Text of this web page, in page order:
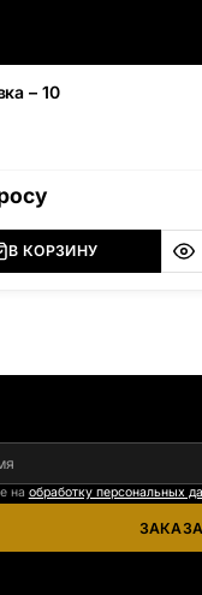
– 10
В КОРЗИНУ
на обработку персональных